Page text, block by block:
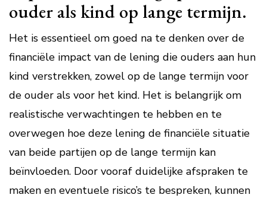
ouder als kind op lange termijn.
Het is essentieel om goed na te denken over de
financiële impact van de lening die ouders aan hun
kind verstrekken, zowel op de lange termijn voor
de ouder als voor het kind. Het is belangrijk om
realistische verwachtingen te hebben en te
overwegen hoe deze lening de financiële situatie
van beide partijen op de lange termijn kan
beïnvloeden. Door vooraf duidelijke afspraken te
maken en eventuele risico’s te bespreken, kunnen